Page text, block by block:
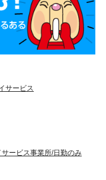
サービス
ービス事業所/日勤のみ